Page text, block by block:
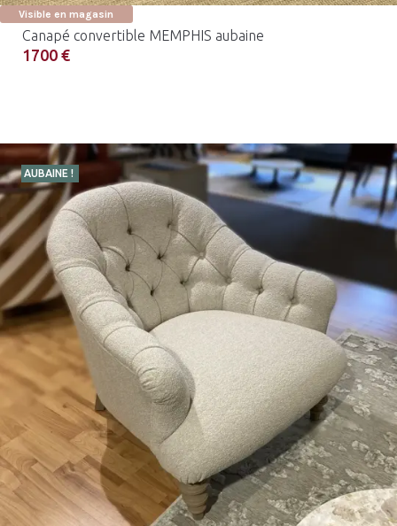
Visible en magasin
Canapé convertible MEMPHIS aubaine
1700 €
AUBAINE !